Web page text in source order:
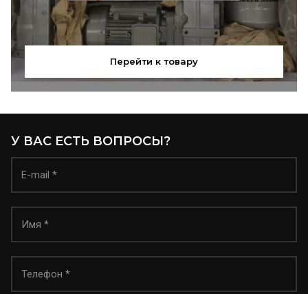
Перейти к товару
У ВАС ЕСТЬ ВОПРОСЫ?